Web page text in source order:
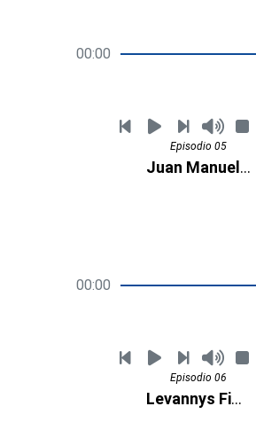
00:00
Episodio 05
Juan Manuel Ortiz
00:00
Episodio 06
Levannys Figueroa